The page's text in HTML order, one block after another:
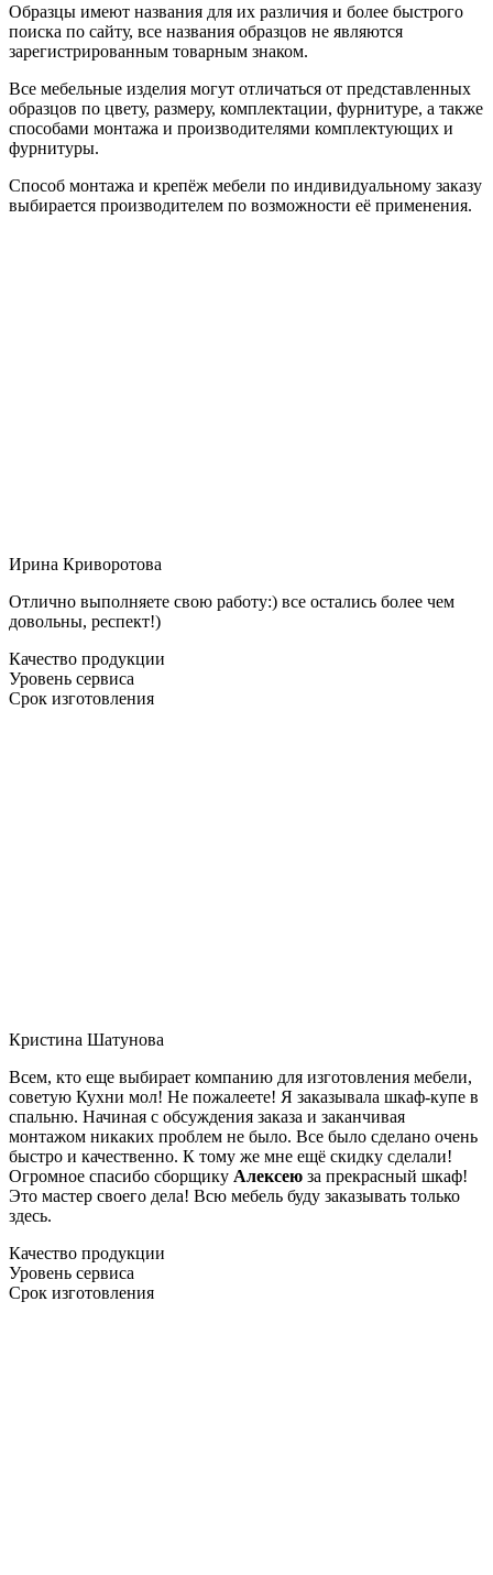
Образцы имеют названия для их различия и более быстрого
поиска по сайту, все названия образцов не являются
зарегистрированным товарным знаком.
Все мебельные изделия могут отличаться от представленных
образцов по цвету, размеру, комплектации, фурнитуре, а также
способами монтажа и производителями комплектующих и
фурнитуры.
Способ монтажа и крепёж мебели по индивидуальному заказу
выбирается производителем по возможности её применения.
Ирина Криворотова
Отлично выполняете свою работу:) все остались более чем
довольны, респект!)
Качество продукции
Уровень сервиса
Срок изготовления
Кристина Шатунова
Всем, кто еще выбирает компанию для изготовления мебели,
советую Кухни мол! Не пожалеете! Я заказывала шкаф-купе в
спальню. Начиная с обсуждения заказа и заканчивая
монтажом никаких проблем не было. Все было сделано очень
быстро и качественно. К тому же мне ещё скидку сделали!
Огромное спасибо сборщику Алексею за прекрасный шкаф!
Это мастер своего дела! Всю мебель буду заказывать только
здесь.
Качество продукции
Уровень сервиса
Срок изготовления